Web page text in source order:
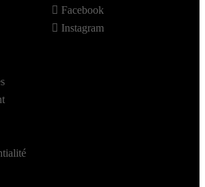
Facebook
Instagram